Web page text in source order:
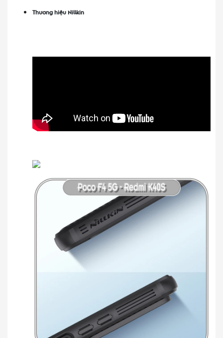
Thương hiệu Nillkin